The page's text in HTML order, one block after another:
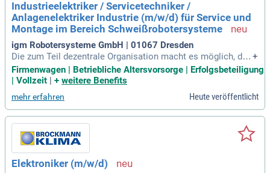
Industrieelektriker / Servicetechniker /
Anlagenelektriker Industrie (m/w/d) für Service und
Montage im Bereich Schweißrobotersysteme
igm Robotersysteme GmbH | 01067 Dresden
Die zum Teil dezentrale Organisation macht es möglich, den
Service und die Kundenbetreuung über das ge­samte Bundes
gebiet hinaus auch in den Niederlanden, der Schweiz und im
+
Firmenwagen | Betriebliche Altersvorsorge | Erfolgsbeteiligung
| Vollzeit | + weitere Benefits
mehr erfahren Heute veröffentlicht
Elektroniker (m/w/d)